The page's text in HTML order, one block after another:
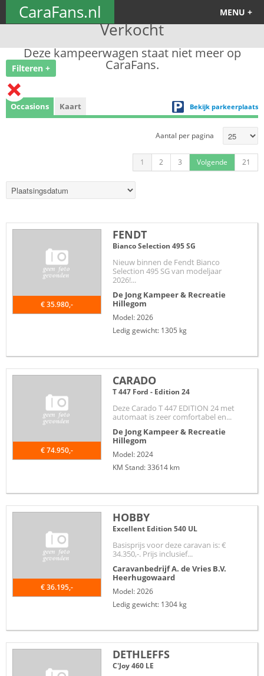
CaraFans.nl MENU +
Filteren +
Bekijk parkeerplaats
Occasions Kaart
Aantal per pagina
1 2 3 Volgende 21
€ 35.980,-
FENDT
Bianco Selection 495 SG
Nieuw binnen de Fendt Bianco
Selection 495 SG van modeljaar
2026!...
De Jong Kampeer & Recreatie
Hillegom
Model: 2026
Ledig gewicht: 1305 kg
€ 74.950,-
CARADO
T 447 Ford - Edition 24
Deze Carado T 447 EDITION 24 met
automaat is zeer comfortabel en...
De Jong Kampeer & Recreatie
Hillegom
Model: 2024
KM Stand: 33614 km
€ 36.195,-
HOBBY
Excellent Edition 540 UL
Basisprijs voor deze caravan is: €
34.350,-. Prijs inclusief...
Caravanbedrijf A. de Vries B.V.
Heerhugowaard
Model: 2026
Ledig gewicht: 1304 kg
DETHLEFFS
C'Joy 460 LE
Verkocht
Deze kampeerwagen staat niet meer op
CaraFans.